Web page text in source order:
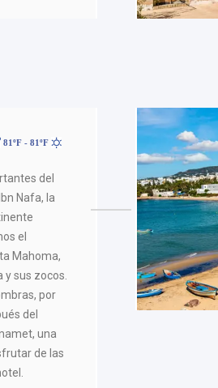
81ºF - 81ºF
del
Nafa, la
el
Mahoma,
sus zocos.
por
del
una
de las